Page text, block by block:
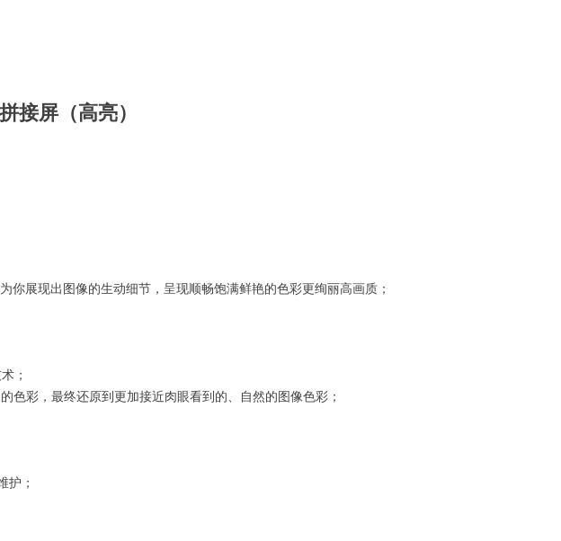
接屏（高亮）
展现出图像的生动细节，呈现顺畅饱满鲜艳的色彩更绚丽高画质；
；
色彩，最终还原到更加接近肉眼看到的、自然的图像色彩；
护；